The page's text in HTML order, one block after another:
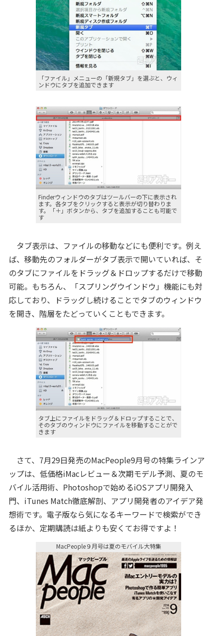
「ファイル」メニューの「新規タブ」を選ぶと、ウィ
ンドウにタブを追加できます
Finderウィンドウのタブはツールバーの下に表示され
ます。各タブをクリックすると表示が切り替わりま
す。「＋」ボタンから、タブを追加することも可能で
す
タブ表示は、ファイルの移動などにも便利です。例え
ば、移動先のフォルダーがタブ表示で開いていれば、そ
のタブにファイルをドラッグ＆ドロップするだけで移動
可能。もちろん、「スプリングウインドウ」機能にも対
応しており、ドラッグし続けることでタブのウィンドウ
を開き、階層をたどっていくこともできます。
タブ上にファイルをドラッグ＆ドロップすることで、
そのタブのウィンドウにファイルを移動することがで
きます
さて、7月29日発売のMacPeople9月号の特集ラインア
ップは、低価格iMacレビュー＆次期モデル予測、夏のモ
バイル活用術、Photoshopで始めるiOSアプリ開発入
門、iTunes Match徹底解剖、アプリ開発者のアイデア発
想術です。電子版なら気になるキーワードで検索ができ
るほか、定期購読は紙よりも安くてお得ですよ！
MacPeople９月号は夏のモバイル大特集